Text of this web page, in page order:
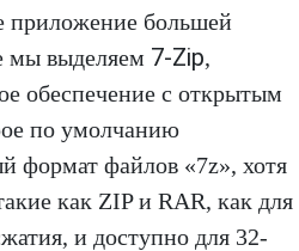
приложение большей
мы выделяем 7-Zip,
обеспечение с открытым
по умолчанию
формат файлов «7z», хотя
как ZIP и RAR, как для
и доступно для 32-